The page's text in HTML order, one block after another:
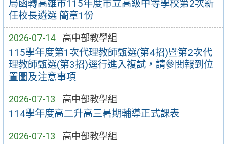
局函轉高雄市115年度市立高級中等學校第2次新
任校長遴選 簡章1份
2026-07-14 高中部教學組
115學年度第1次代理教師甄選(第4招)暨第2次代
理教師甄選(第3招)逕行進入複試，請參閱報到位
置圖及注意事項
2026-07-13 高中部教學組
114學年度高二升高三暑期輔導正式課表
2026-07-13 高中部教學組